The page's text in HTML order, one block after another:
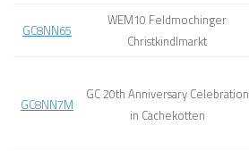
GC8NN65
WEM10 Feldmochinger
Christkindlmarkt
GC8NN7M
GC 20th Anniversary Celebration
in Cachekotten